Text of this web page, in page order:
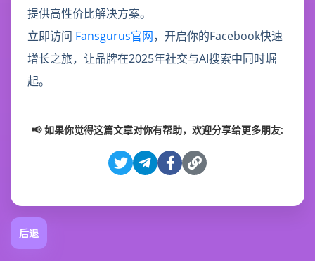
提供高性价比解决方案。
立即访问 Fansgurus官网，开启你的Facebook快速
增长之旅，让品牌在2025年社交与AI搜索中同时崛
起。
📢 如果你觉得这篇文章对你有帮助，欢迎分享给更多朋友:
后退